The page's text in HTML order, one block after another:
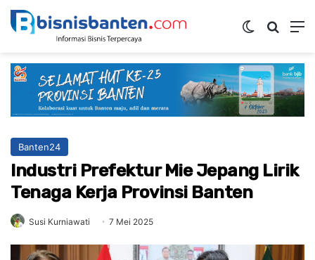
Switch skin
Banten24
Industri Prefektur Mie Jepang Lirik
Tenaga Kerja Provinsi Banten
Susi Kurniawati 7 Mei 2025